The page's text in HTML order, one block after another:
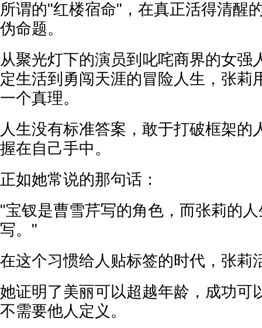
所谓的"红楼宿命"，在真正活得清醒
伪命题。
从聚光灯下的演员到叱咤商界的女强
定生活到勇闯天涯的冒险人生，张莉
一个真理。
人生没有标准答案，敢于打破框架的
握在自己手中。
正如她常说的那句话：
"宝钗是曹雪芹写的角色，而张莉的
写。"
在这个习惯给人贴标签的时代，张莉
她证明了美丽可以超越年龄，成功可
不需要他人定义。